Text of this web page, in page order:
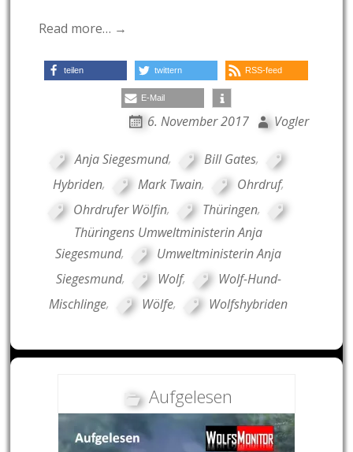
Read more… →
teilen twittern RSS-feed
E-Mail
6. November 2017 Vogler
Anja Siegesmund, Bill Gates,
Hybriden, Mark Twain, Ohrdruf,
Ohrdrufer Wölfin, Thüringen,
Thüringens Umweltministerin Anja
Siegesmund,
Umweltministerin Anja
Siegesmund, Wolf,
Wolf-Hund-
Mischlinge, Wölfe, Wolfshybriden
Aufgelesen